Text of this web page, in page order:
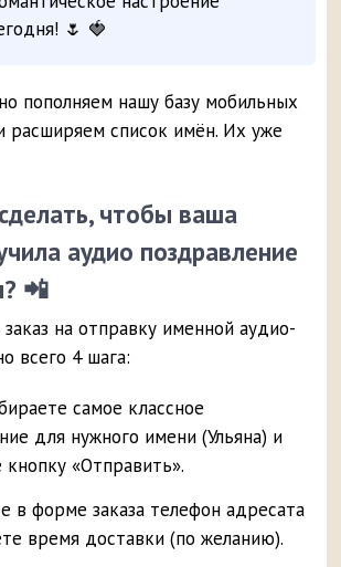
🌷 🍓
пополняем нашу базу мобильных
расширяем список имён. Их уже
чтобы ваша
аудио поздравление
📲
на отправку именной аудио-
всего 4 шага:
самое классное
для нужного имени (Ульяна) и
«Отправить».
в форме заказа телефон адресата
время доставки (по желанию).